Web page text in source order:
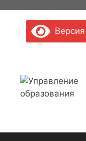
содержимому